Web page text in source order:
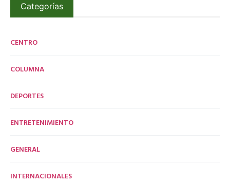
Categorías
CENTRO
COLUMNA
DEPORTES
ENTRETENIMIENTO
GENERAL
INTERNACIONALES